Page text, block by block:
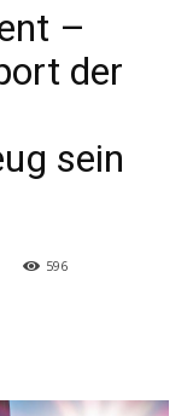
–
der
sein
596